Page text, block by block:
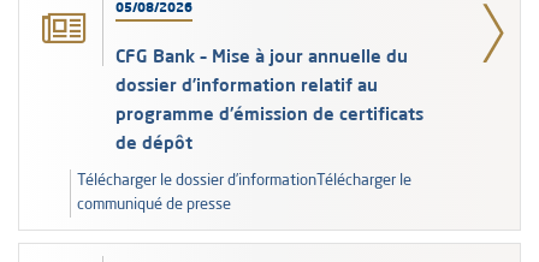
05/08/2026
CFG Bank – Mise à jour annuelle du
dossier d’information relatif au
programme d'émission de certificats
de dépôt
Télécharger le dossier d’informationTélécharger le
communiqué de presse